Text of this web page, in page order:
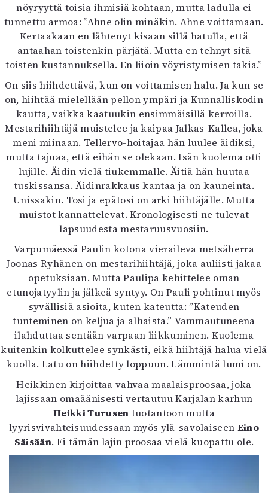
nöyryyttä toisia ihmisiä kohtaan, mutta ladulla ei
tunnettu armoa: ”Ahne olin minäkin. Ahne voittamaan.
Kertaakaan en lähtenyt kisaan sillä hatulla, että
antaahan toistenkin pärjätä. Mutta en tehnyt sitä
toisten kustannuksella. En liioin vöyristymisen takia.”
On siis hiihdettävä, kun on voittamisen halu. Ja kun se
on, hiihtää mielellään pellon ympäri ja Kunnalliskodin
kautta, vaikka kaatuukin ensimmäisillä kerroilla.
Mestarihiihtäjä muistelee ja kaipaa Jalkas-Kallea, joka
meni miinaan. Tellervo-hoitajaa hän luulee äidiksi,
mutta tajuaa, että eihän se olekaan. Isän kuolema otti
lujille. Äidin vielä tiukemmalle. Äitiä hän huutaa
tuskissansa. Äidinrakkaus kantaa ja on kauneinta.
Unissakin. Tosi ja epätosi on arki hiihtäjälle. Mutta
muistot kannattelevat. Kronologisesti ne tulevat
lapsuudesta mestaruusvuosiin.
Varpumäessä Paulin kotona vieraileva metsäherra
Joonas Ryhänen on mestarihiihtäjä, joka auliisti jakaa
opetuksiaan. Mutta Paulipa kehittelee oman
etunojatyylin ja jälkeä syntyy. On Pauli pohtinut myös
syvällisiä asioita, kuten kateutta: ”Kateuden
tunteminen on keljua ja alhaista.” Vammautuneena
ilahduttaa sentään varpaan liikkuminen. Kuolema
kuitenkin kolkuttelee synkästi, eikä hiihtäjä halua vielä
kuolla. Latu on hiihdetty loppuun. Lämmintä lumi on.
Heikkinen kirjoittaa vahvaa maalaisproosaa, joka
lajissaan omaäänisesti vertautuu Karjalan karhun
Heikki Turusen tuotantoon mutta
lyyrisvivahteisuudessaan myös ylä-savolaiseen Eino
Säisään. Ei tämän lajin proosaa vielä kuopattu ole.